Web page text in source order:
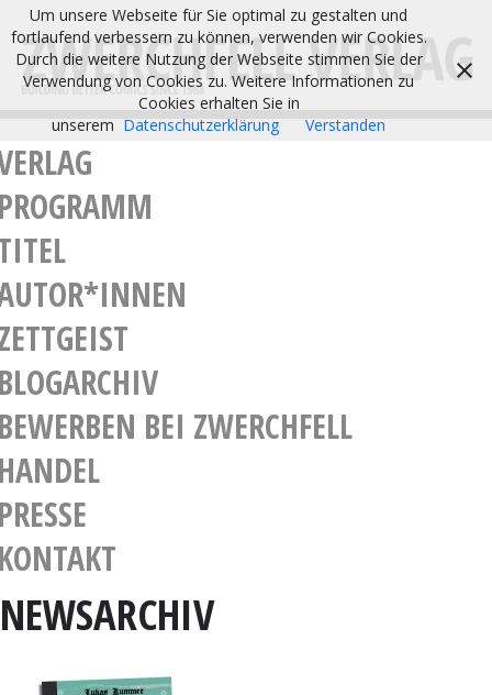
BEI ZWERCHFELL
NEWSARCHIV
Um unsere Webseite für Sie optimal zu gestalten und
fortlaufend verbessern zu können, verwenden wir Cookies.
Durch die weitere Nutzung der Webseite stimmen Sie der
Verwendung von Cookies zu. Weitere Informationen zu
Cookies erhalten Sie in
unserem Datenschutzerklärung Verstanden